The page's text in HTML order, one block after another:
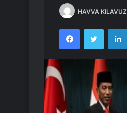
HAVVA KILAVUZ
FacebookTwitter